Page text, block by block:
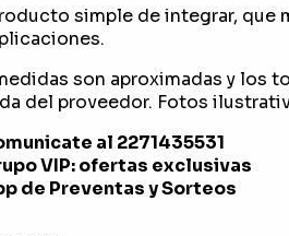
simple de integrar, que
son aproximadas y los
del proveedor. Fotos
al 2271435531
VIP: ofertas exclusivas
de Preventas y Sorteos